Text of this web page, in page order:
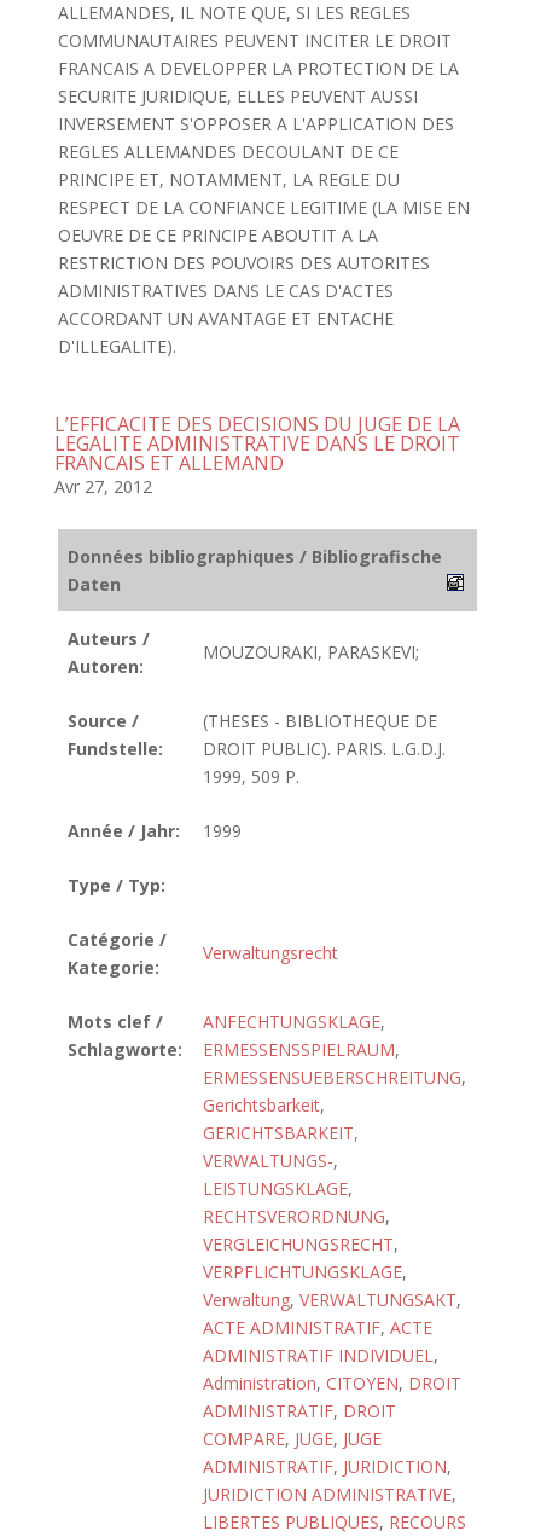
ALLEMANDES, IL NOTE QUE, SI LES REGLES
COMMUNAUTAIRES PEUVENT INCITER LE DROIT
FRANCAIS A DEVELOPPER LA PROTECTION DE LA
SECURITE JURIDIQUE, ELLES PEUVENT AUSSI
INVERSEMENT S'OPPOSER A L'APPLICATION DES
REGLES ALLEMANDES DECOULANT DE CE
PRINCIPE ET, NOTAMMENT, LA REGLE DU
RESPECT DE LA CONFIANCE LEGITIME (LA MISE EN
OEUVRE DE CE PRINCIPE ABOUTIT A LA
RESTRICTION DES POUVOIRS DES AUTORITES
ADMINISTRATIVES DANS LE CAS D'ACTES
ACCORDANT UN AVANTAGE ET ENTACHE
D'ILLEGALITE).
L’EFFICACITE DES DECISIONS DU JUGE DE LA
LEGALITE ADMINISTRATIVE DANS LE DROIT
FRANCAIS ET ALLEMAND
Avr 27, 2012
Données bibliographiques / Bibliografische
Daten
Auteurs /
Autoren:
MOUZOURAKI, PARASKEVI;
Source /
Fundstelle:
(THESES - BIBLIOTHEQUE DE
DROIT PUBLIC). PARIS. L.G.D.J.
1999, 509 P.
Année / Jahr: 1999
Type / Typ:
Catégorie /
Kategorie:
Verwaltungsrecht
Mots clef /
Schlagworte:
ANFECHTUNGSKLAGE,
ERMESSENSSPIELRAUM,
ERMESSENSUEBERSCHREITUNG,
Gerichtsbarkeit,
GERICHTSBARKEIT,
VERWALTUNGS-,
LEISTUNGSKLAGE,
RECHTSVERORDNUNG,
VERGLEICHUNGSRECHT,
VERPFLICHTUNGSKLAGE,
Verwaltung, VERWALTUNGSAKT,
ACTE ADMINISTRATIF, ACTE
ADMINISTRATIF INDIVIDUEL,
Administration, CITOYEN, DROIT
ADMINISTRATIF, DROIT
COMPARE, JUGE, JUGE
ADMINISTRATIF, JURIDICTION,
JURIDICTION ADMINISTRATIVE,
LIBERTES PUBLIQUES, RECOURS